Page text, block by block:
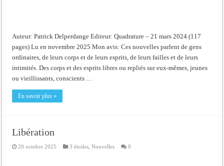
Auteur: Patrick Delperdange Editeur: Quadrature – 21 mars 2024 (117
pages) Lu en novembre 2025 Mon avis: Ces nouvelles parlent de gens
ordinaires, de leurs corps et de leurs esprits, de leurs failles et de leurs
intimités. Des corps et des esprits libres ou repliés sur eux-mêmes, jeunes
ou vieillissants, conscients …
En savoir plus »
Libération
20 octobre 2025 3 étoiles ,Nouvelles 0